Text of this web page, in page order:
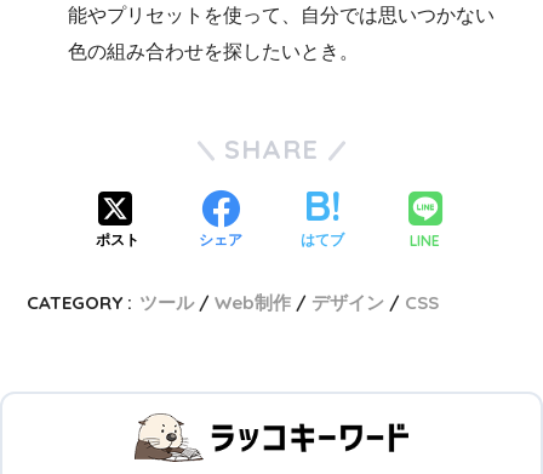
能やプリセットを使って、自分では思いつかない
色の組み合わせを探したいとき。
SHARE
ポスト シェア はてブ LINE
CATEGORY : ツール Web制作 デザイン CSS